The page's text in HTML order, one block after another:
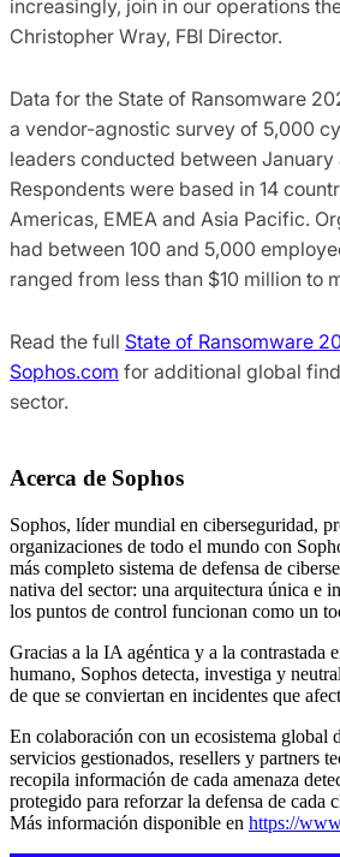
increasingly, join in our operations
Christopher Wray, FBI Director.
Data for the State of Ransomware
a vendor-agnostic survey of 5,000
leaders conducted between January
Respondents were based in 14
Americas, EMEA and Asia Pacific.
had between 100 and 5,000
ranged from less than $10 million to
Read the full State of Ransomware
Sophos.com for additional global
sector.
Acerca de Sophos
Sophos, líder mundial en ciberseguridad,
organizaciones de todo el mundo con
más completo sistema de defensa de
nativa del sector: una arquitectura única e
los puntos de control funcionan como un
Gracias a la IA agéntica y a la contrastada
humano, Sophos detecta, investiga y
de que se conviertan en incidentes que
En colaboración con un ecosistema global
servicios gestionados, resellers y partners
recopila información de cada amenaza
protegido para reforzar la defensa de cada
Más información disponible en https://